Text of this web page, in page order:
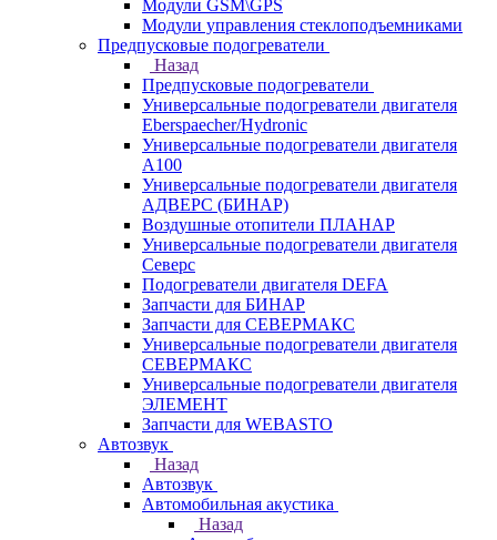
Модули GSM\GPS
Модули управления стеклоподъемниками
Предпусковые подогреватели
Назад
Предпусковые подогреватели
Универсальные подогреватели двигателя
Eberspaecher/Hydronic
Универсальные подогреватели двигателя
A100
Универсальные подогреватели двигателя
АДВЕРС (БИНАР)
Воздушные отопители ПЛАНАР
Универсальные подогреватели двигателя
Северс
Подогреватели двигателя DEFA
Запчасти для БИНАР
Запчасти для СЕВЕРМАКС
Универсальные подогреватели двигателя
СЕВЕРМАКС
Универсальные подогреватели двигателя
ЭЛЕМЕНТ
Запчасти для WEBASTO
Автозвук
Назад
Автозвук
Автомобильная акустика
Назад